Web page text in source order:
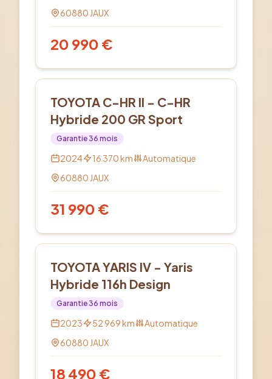
60880 JAUX
20 990 €
TOYOTA C-HR II - C-HR
Hybride 200 GR Sport
Garantie36 mois
2024 16 370km
Automatique
60880 JAUX
31 990 €
TOYOTA YARIS IV - Yaris
Hybride 116h Design
Garantie36 mois
2023 52 969km
Automatique
60880 JAUX
18 490 €